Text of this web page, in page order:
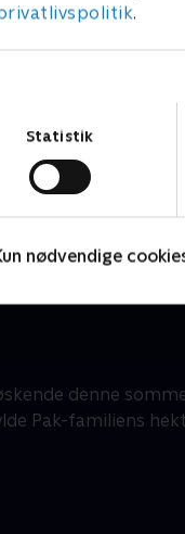
.
Statistik
nødvendige
denne
Pak-familiens